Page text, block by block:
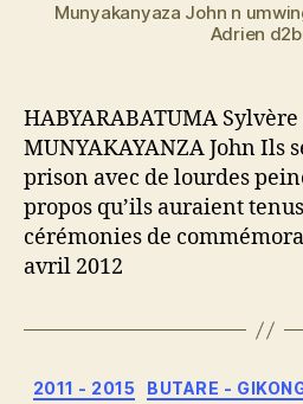
Munyakanyaza John n
Adrien
HABYARABATUMA Sylvère
MUNYAKAYANZA John Ils
prison avec de lourdes
propos qu’ils auraient
cérémonies de
avril 2012
2011 - 2015 BUTARE -